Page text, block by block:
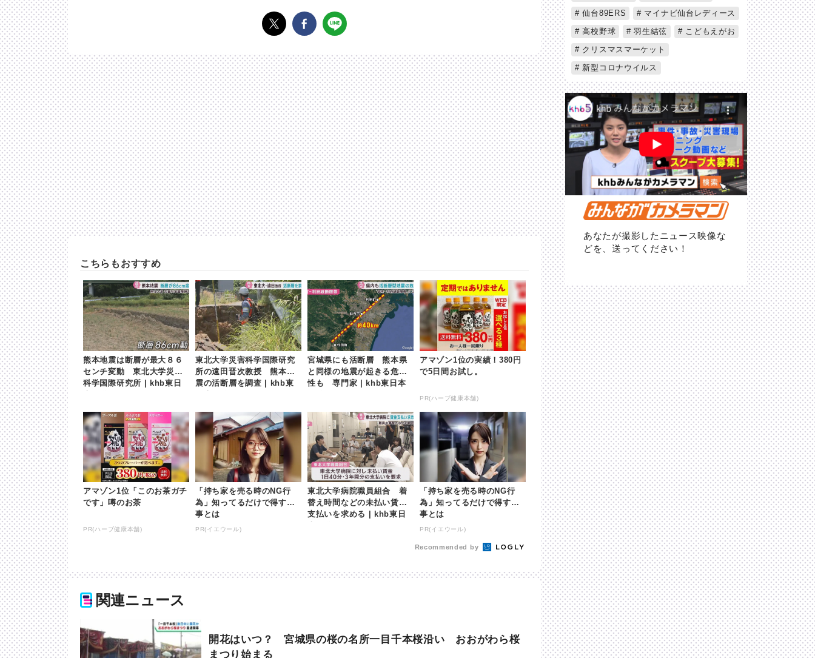
こちらもおすすめ
熊本地震は断層が最大８６
センチ変動 東北大学災害
科学国際研究所 | khb東日
東北大学災害科学国際研究
所の遠田晋次教授 熊本地
震の活断層を調査 | khb東
宮城県にも活断層 熊本県
と同様の地震が起きる危険
性も 専門家 | khb東日本
アマゾン1位の実績！380円
で5日間お試し。
PR(ハーブ健康本舗)
アマゾン1位「このお茶ガチ
です」噂のお茶
PR(ハーブ健康本舗)
「持ち家を売る時のNG行
為」知ってるだけで得する
事とは
PR(イエウール)
東北大学病院職員組合 着
替え時間などの未払い賃金
支払いを求める | khb東日
「持ち家を売る時のNG行
為」知ってるだけで得する
事とは
PR(イエウール)
Recommended by
関連ニュース
開花はいつ？ 宮城県の桜の名所一目千本桜沿い おおがわら桜
まつり始まる
仙台89ERS
マイナビ仙台レディース
高校野球
羽生結弦
こどもえがお
クリスマスマーケット
新型コロナウイルス
あなたが撮影したニュース映像な
どを、送ってください！